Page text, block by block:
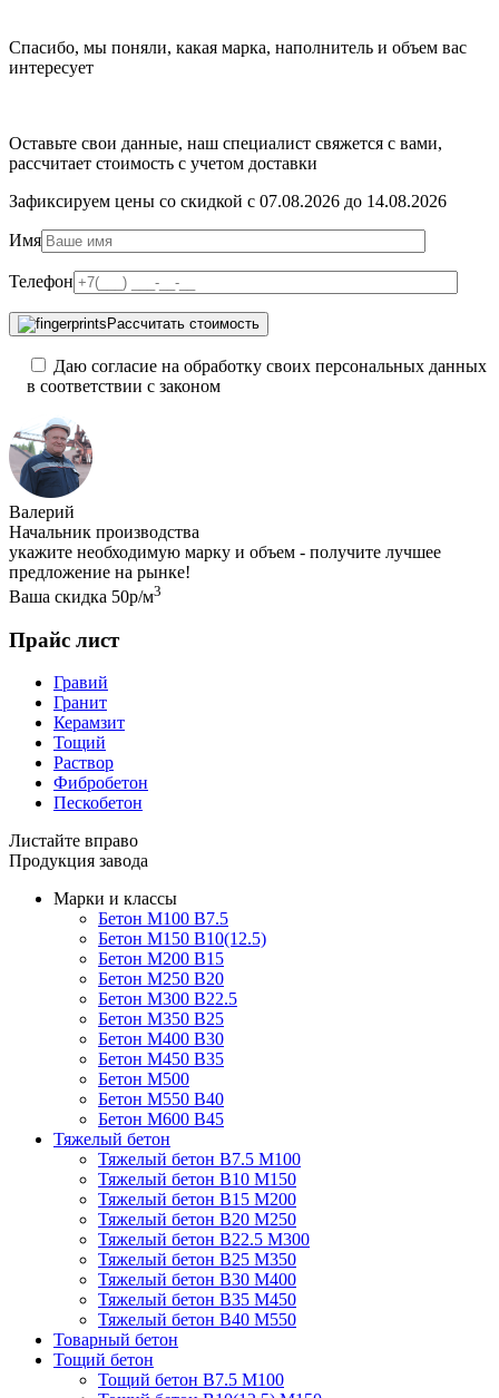
Спасибо, мы поняли, какая марка, наполнитель и объем вас
интересует
Оставьте свои данные, наш специалист свяжется с вами,
рассчитает стоимость с учетом доставки
Зафиксируем цены со скидкой с 07.08.2026 до 14.08.2026
Имя
Телефон
Рассчитать стоимость
Даю согласие на обработку своих персональных данных
в соответствии с законом
Валерий
Начальник производства
укажите необходимую марку и объем - получите лучшее
предложение на рынке!
Ваша скидка 50р/м3
Прайс лист
Гравий
Гранит
Керамзит
Тощий
Раствор
Фибробетон
Пескобетон
Листайте вправо
Продукция завода
Марки и классы
Бетон М100 В7.5
Бетон М150 В10(12.5)
Бетон М200 В15
Бетон М250 В20
Бетон М300 В22.5
Бетон М350 В25
Бетон М400 В30
Бетон М450 В35
Бетон М500
Бетон М550 В40
Бетон М600 В45
Тяжелый бетон
Тяжелый бетон В7.5 М100
Тяжелый бетон В10 М150
Тяжелый бетон В15 М200
Тяжелый бетон В20 М250
Тяжелый бетон В22.5 М300
Тяжелый бетон В25 М350
Тяжелый бетон В30 М400
Тяжелый бетон В35 М450
Тяжелый бетон В40 М550
Товарный бетон
Тощий бетон
Тощий бетон В7.5 М100